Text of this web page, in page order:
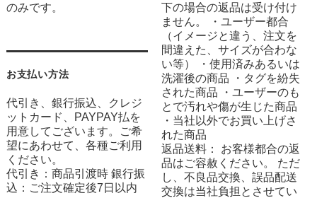
のみです。
お支払い方法
代引き、銀行振込、クレジ
ットカード、PAYPAY払を
用意してございます。ご希
望にあわせて、各種ご利用
ください。
代引き：商品引渡時 銀行振
込：ご注文確定後7日以内
下の場合の返品は受け付け
ません。 ・ユーザー都合
（イメージと違う、注文を
間違えた、サイズが合わな
い等） ・使用済みあるいは
洗濯後の商品 ・タグを紛失
された商品 ・ユーザーのも
とで汚れや傷が生じた商品
・当社以外でお買い上げさ
れた商品
返品送料： お客様都合の返
品はご容赦ください。 ただ
し、不良品交換、誤品配送
交換は当社負担とさせてい